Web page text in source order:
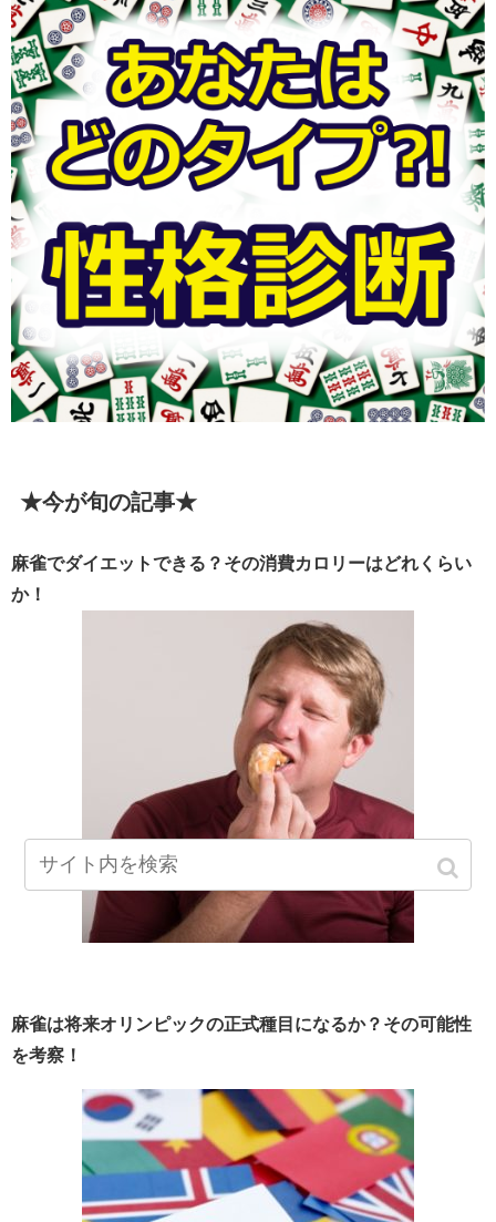
★今が旬の記事★
麻雀でダイエットできる？その消費カロリーはどれくらい
か！
麻雀は将来オリンピックの正式種目になるか？その可能性
を考察！